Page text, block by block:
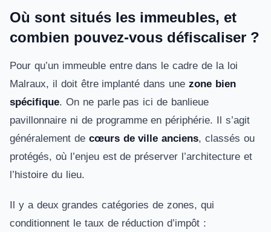
Où sont situés les immeubles, et
combien pouvez-vous défiscaliser ?
Pour qu’un immeuble entre dans le cadre de la loi
Malraux, il doit être implanté dans une zone bien
spécifique. On ne parle pas ici de banlieue
pavillonnaire ni de programme en périphérie. Il s’agit
généralement de cœurs de ville anciens, classés ou
protégés, où l’enjeu est de préserver l’architecture et
l’histoire du lieu.
Il y a deux grandes catégories de zones, qui
conditionnent le taux de réduction d’impôt :